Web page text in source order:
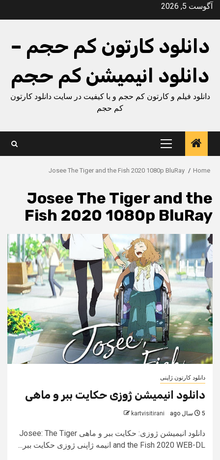
Skipآگوست 5, 2026
دانلود کارتون کم حجم –
دانلود انیمیشن کم حجم
دانلود فیلم و کارتون کم حجم و با کیفیت در سایت دانلود کارتون
کم حجم
Primary
Menu
Home
Josee The Tiger and the Fish 2020 1080p BluRay
Josee The Tiger and the
Fish 2020 1080p BluRay
دانلود کارتون ژاپنی
دانلود انیمیشن ژوزی حکایت ببر و ماهی
5 سال ago kartvisitirani
دانلود انیمیشن ژوزی: حکایت ببر و ماهی Josee: The Tiger
and the Fish 2020 WEB-DL انیمه ژاپنی ژوزی حکایت ببر...